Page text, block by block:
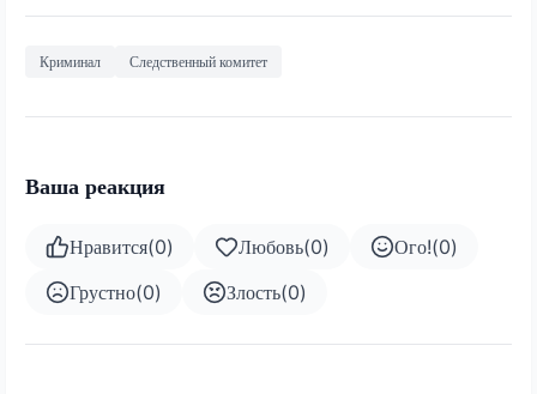
Криминал Следственный комитет
Ваша реакция
Нравится(0) Любовь(0) Ого!(0)
Грустно(0) Злость(0)